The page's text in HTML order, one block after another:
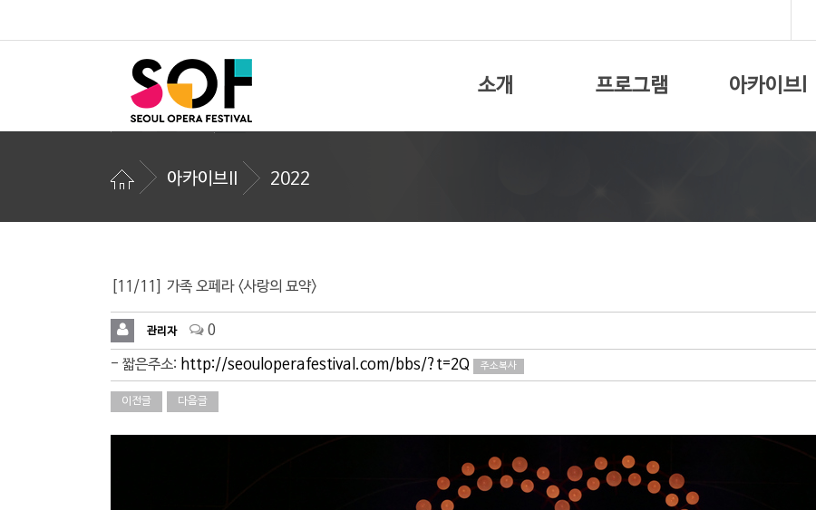
소개 프로그램 아카이브I
아카이브II 2022
[11/11] 가족 오페라 <사랑의 묘약>
관리자 0
- 짧은주소: http://seouloperafestival.com/bbs/?t=2Q 주소복사
이전글 다음글